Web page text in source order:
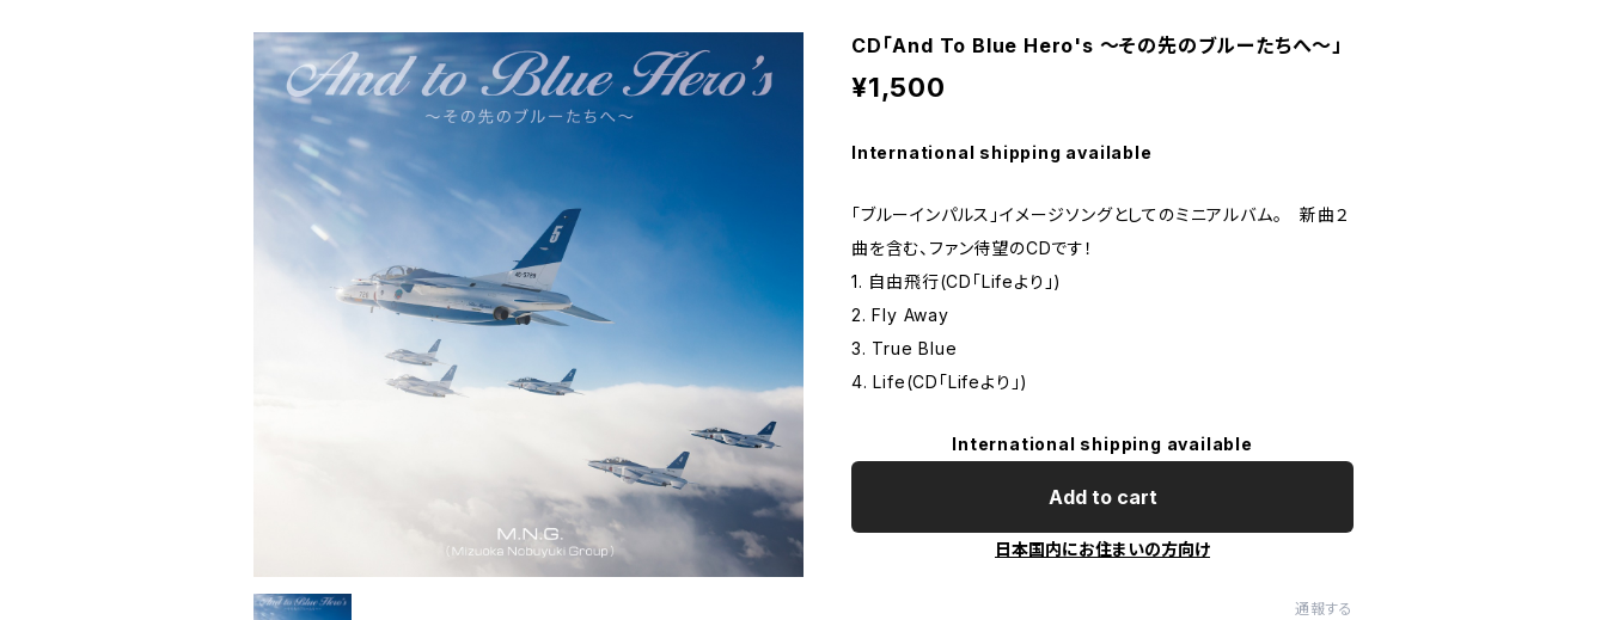
CD「And To Blue Hero's ～その先のブルーたちへ～」
¥1,500
International shipping available
「ブルーインパルス」イメージソングとしてのミニアルバム。 新曲２
曲を含む、ファン待望のCDです！
1. 自由飛行(CD「Lifeより」)
2. Fly Away
3. True Blue
4. Life(CD「Lifeより」)
International shipping available
Add to cart
日本国内にお住まいの方向け
通報する